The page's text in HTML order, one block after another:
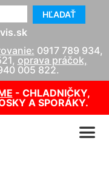
HĽADAŤ
0917 789 934,
, oprava práčok,
005 822.
- CHLADNIČKY,
A SPORÁKY.